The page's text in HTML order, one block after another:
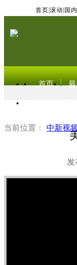
首页 滚动 国内
首页
当前位置： 中新视
发